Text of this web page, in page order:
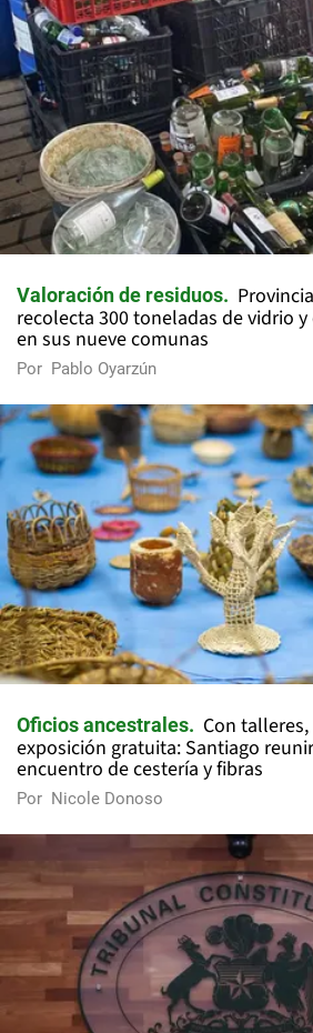
Valoración de residuos
recolecta 300 toneladas de vidrio
en sus nueve comunas
Por Pablo Oyarzún
Oficios ancestrales
Con
exposición gratuita: Santiago
encuentro de cestería y fibras
Por Nicole Donoso